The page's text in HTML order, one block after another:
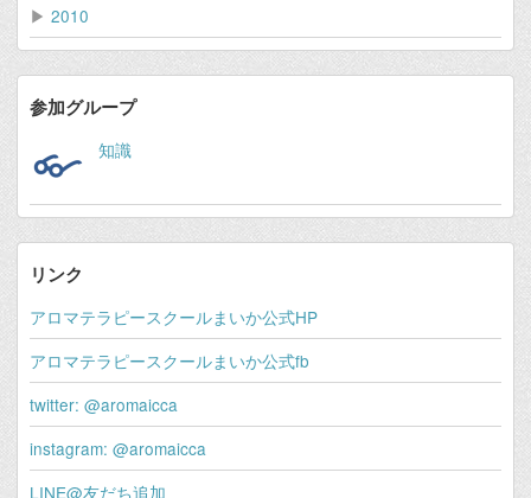
▶ 2010
参加グループ
知識
リンク
アロマテラピースクールまいか公式HP
アロマテラピースクールまいか公式fb
twitter: @aromaicca
instagram: @aromaicca
LINE@友だち追加